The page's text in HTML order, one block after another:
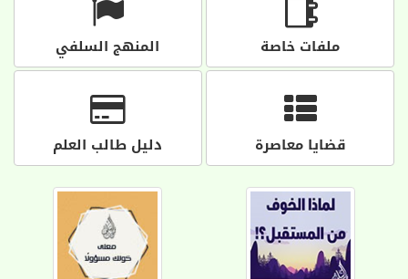
ملفات خاصة المنهج السلفي
قضايا معاصرة دليل طالب العلم